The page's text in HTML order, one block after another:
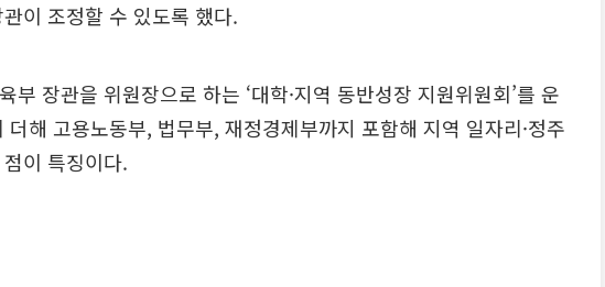
이 조정할 수 있도록 했다.
부 장관을 위원장으로 하는 ‘대학·지역 동반성장 지원위원회’를 운
해 고용노동부, 법무부, 재정경제부까지 포함해 지역 일자리·정주
이 특징이다.